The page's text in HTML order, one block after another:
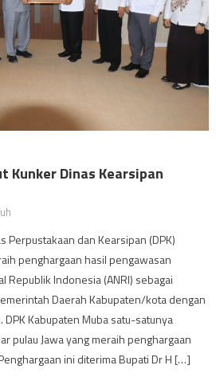
Kunker Dinas Kearsipan
Perpustakaan dan Kearsipan (DPK)
penghargaan hasil pengawasan
Republik Indonesia (ANRI) sebagai
Daerah Kabupaten/kota dengan
Kabupaten Muba satu-satunya
pulau Jawa yang meraih penghargaan
ini diterima Bupati Dr H […]